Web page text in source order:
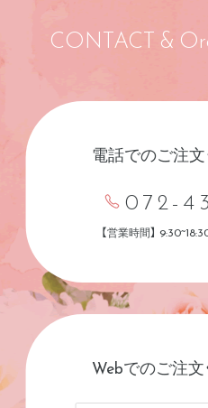
CONTACT &
電話でのご注
072-
【営業時間】
Webでのご注